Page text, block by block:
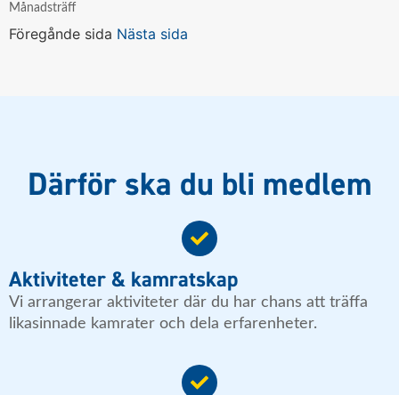
Månadsträff
Föregånde sida Nästa sida
Därför ska du bli medlem
Aktiviteter & kamratskap
Vi arrangerar aktiviteter där du har chans att träffa
likasinnade kamrater och dela erfarenheter.